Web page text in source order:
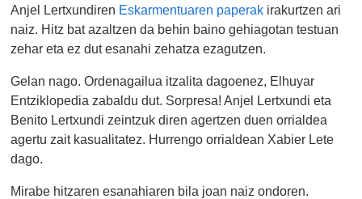
Anjel Lertxundiren Eskarmentuaren paperak irakurtzen ari
naiz. Hitz bat azaltzen da behin baino gehiagotan testuan
zehar eta ez dut esanahi zehatza ezagutzen.
Gelan nago. Ordenagailua itzalita dagoenez, Elhuyar
Entziklopedia zabaldu dut. Sorpresa! Anjel Lertxundi eta
Benito Lertxundi zeintzuk diren agertzen duen orrialdea
agertu zait kasualitatez. Hurrengo orrialdean Xabier Lete
dago.
Mirabe hitzaren esanahiaren bila joan naiz ondoren.